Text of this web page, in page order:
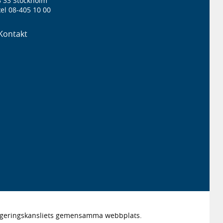
08-405 10 00
gemensamma webbplats.